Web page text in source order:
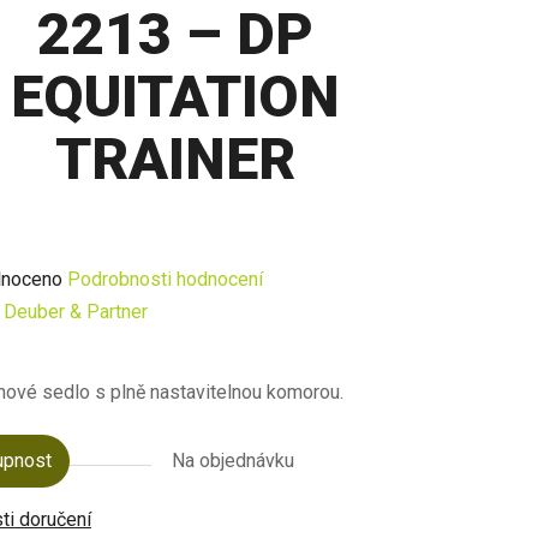
2213 – DP
EQUITATION
TRAINER
Podrobnosti hodnocení
Deuber & Partner
sedlo s plně nastavitelnou komorou.
Na objednávku
doručení